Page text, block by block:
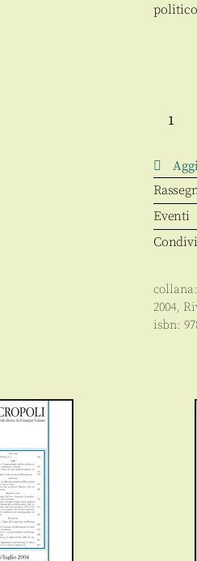
3/maggio
Eventi
collana:
2004,
isbn: